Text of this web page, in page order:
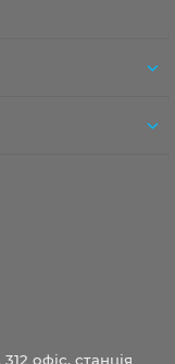
офіс, станція